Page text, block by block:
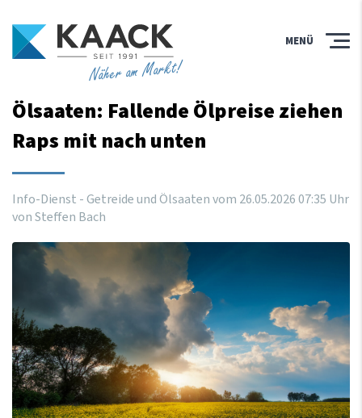
Näher am Markt!
MENÜ
Ölsaaten: Fallende Ölpreise ziehen
Raps mit nach unten
Info-Dienst - Getreide und Ölsaaten vom 26.05.202607:35 Uhr
von Steffen Bach